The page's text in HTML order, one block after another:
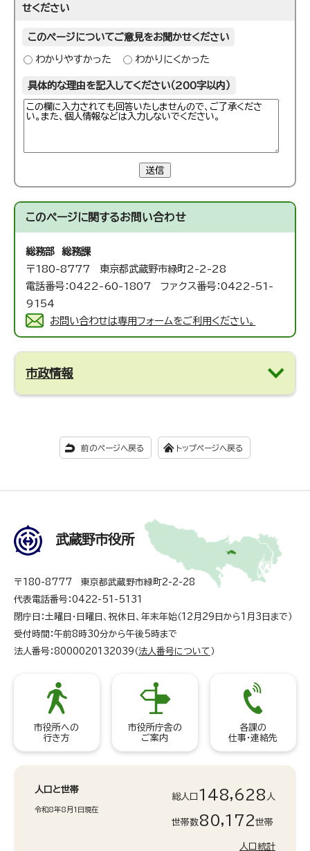
せください
このページについてご意見をお聞かせください
わかりやすかった わかりにくかった
具体的な理由を記入してください（200字以内）
送信
このページに関するお問い合わせ
総務部 総務課
〒180-8777 東京都武蔵野市緑町2-2-28
電話番号：0422-60-1807 ファクス番号：0422-51-
9154
お問い合わせは専用フォームをご利用ください。
市政情報
前のページへ戻る トップページへ戻る
武蔵野市役所
〒180-8777 東京都武蔵野市緑町2-2-28
代表電話番号：0422-51-5131
閉庁日：土曜日・日曜日、祝休日、年末年始（12月29日から1月3日まで）
受付時間：午前8時30分から午後5時まで
法人番号：8000020132039（ 法人番号について ）
市役所への
行き方
市役所庁舎の
ご案内
各課の
仕事・連絡先
人口と世帯
令和8年8月1日現在
総人口 148,628 人
世帯数80,172世帯
人口統計